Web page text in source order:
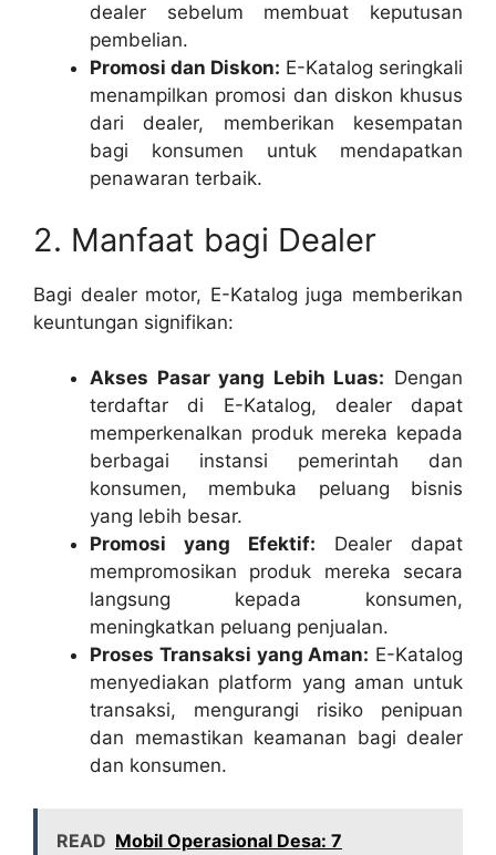
dealer sebelum membuat keputusan
pembelian.
Promosi dan Diskon: E-Katalog seringkali
menampilkan promosi dan diskon khusus
dari dealer, memberikan kesempatan
bagi konsumen untuk mendapatkan
penawaran terbaik.
2. Manfaat bagi Dealer
Bagi dealer motor, E-Katalog juga memberikan
keuntungan signifikan:
Akses Pasar yang Lebih Luas: Dengan
terdaftar di E-Katalog, dealer dapat
memperkenalkan produk mereka kepada
berbagai instansi pemerintah dan
konsumen, membuka peluang bisnis
yang lebih besar.
Promosi yang Efektif: Dealer dapat
mempromosikan produk mereka secara
langsung kepada konsumen,
meningkatkan peluang penjualan.
Proses Transaksi yang Aman: E-Katalog
menyediakan platform yang aman untuk
transaksi, mengurangi risiko penipuan
dan memastikan keamanan bagi dealer
dan konsumen.
READ Mobil Operasional Desa: 7